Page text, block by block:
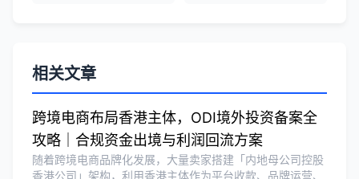
Michael Liu
泰国公司注册和银行开户服务高效，推
荐！
刘总 ★★★★★
相关文章
跨境电商布局香港主体，ODI境外投资备案全
攻略｜合规资金出境与利润回流方案
随着跨境电商品牌化发展，大量卖家搭建「内地母公司控股
香港公司」架构，利用香港主体作为平台收款、品牌运营、